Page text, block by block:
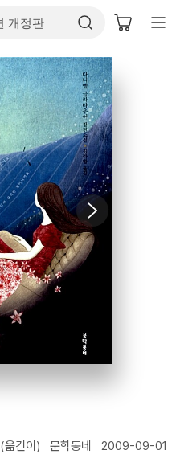
(옮긴이) 문학동네 2009-09-01